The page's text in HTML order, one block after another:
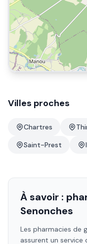
Villes proches
Chartres
Saint-Prest
À savoir :
Senonches
Les pharmacies de
assurent un service